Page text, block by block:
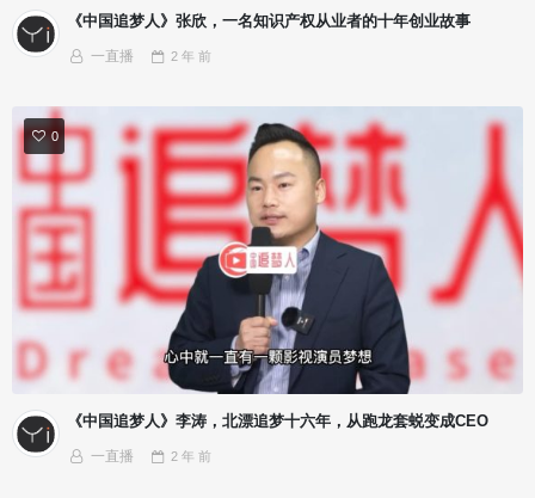
《中国追梦人》张欣，一名知识产权从业者的十年创业故事
一直播 2 年 前
0
《中国追梦人》李涛，北漂追梦十六年，从跑龙套蜕变成CEO
一直播 2 年 前